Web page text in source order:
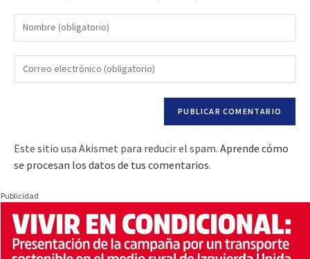
Este sitio usa Akismet para reducir el spam. Aprende cómo
se procesan los datos de tus comentarios.
Publicidad